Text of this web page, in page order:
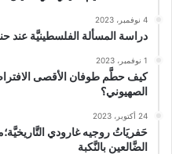
4 نوفمبر، 2023
دراسة المسألة الفلسطينيَّة عند
1 نوفمبر، 2023
كيف حطَّم طوفان الأقصى
الصهيوني؟
24 أكتوبر، 2023
حَفريَاتُ روجيه غارودي
الضَّالعين بالنَّكبة